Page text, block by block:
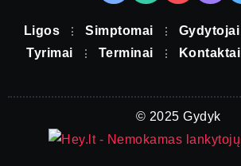
Ligos Simptomai Gydytojai
Tyrimai
Terminai Kontaktai
© 2025 Gydyk